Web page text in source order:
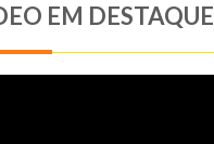
EM DESTAQUE